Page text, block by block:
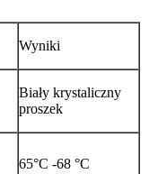
Wyniki
Biały krystaliczny
proszek
65°C -68 °C